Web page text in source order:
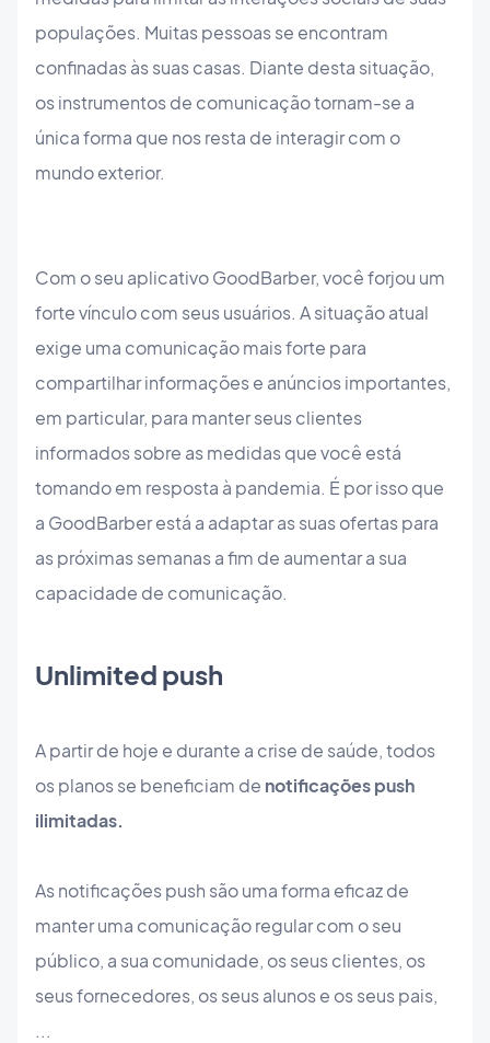
populações. Muitas pessoas se encontram
confinadas às suas casas. Diante desta situação,
os instrumentos de comunicação tornam-se a
única forma que nos resta de interagir com o
mundo exterior.
Com o seu aplicativo GoodBarber, você forjou um
forte vínculo com seus usuários. A situação atual
exige uma comunicação mais forte para
compartilhar informações e anúncios importantes,
em particular, para manter seus clientes
informados sobre as medidas que você está
tomando em resposta à pandemia. É por isso que
a GoodBarber está a adaptar as suas ofertas para
as próximas semanas a fim de aumentar a sua
capacidade de comunicação.
Unlimited push
A partir de hoje e durante a crise de saúde, todos
os planos se beneficiam de notificações push
ilimitadas.
As notificações push são uma forma eficaz de
manter uma comunicação regular com o seu
público, a sua comunidade, os seus clientes, os
seus fornecedores, os seus alunos e os seus pais,
...